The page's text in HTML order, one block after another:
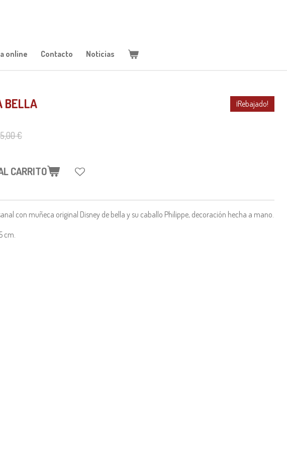
online Contacto Noticias
BELLA ¡Rebajado!
€
CARRITO
con muñeca original Disney de bella y su caballo Philippe, decoración hecha a mano.
cm.